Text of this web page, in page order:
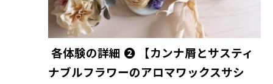
各体験の詳細 ❷ 【カンナ屑とサスティ
ナブルフラワーのアロマワックスサシ